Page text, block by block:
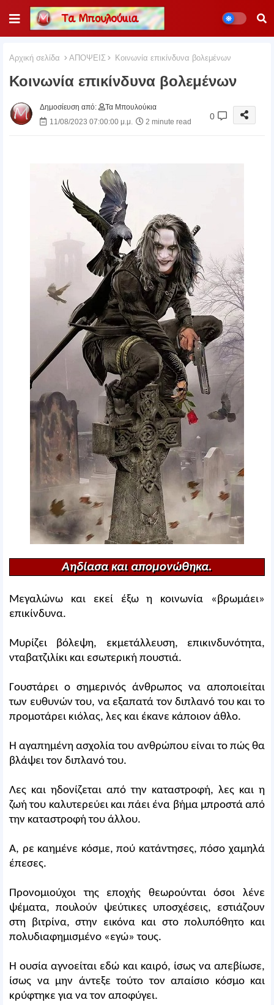
Αρχική σελίδα ΑΠΟΨΕΙΣ Κοινωνία επικίνδυνα βολεμένων
Κοινωνία επικίνδυνα βολεμένων
Δημοσίευση από:
Τα Μπουλούκια
11/08/2023 07:00:00 μ.μ.
2 minute read
0
Αηδίασα και απομονώθηκα.
Μεγαλώνω και εκεί έξω η κοινωνία «βρωμάει»
επικίνδυνα.
Μυρίζει βόλεψη, εκμετάλλευση, επικινδυνότητα,
νταβατζιλίκι και εσωτερική πουστιά.
Γουστάρει ο σημερινός άνθρωπος να αποποιείται
των ευθυνών του, να εξαπατά τον διπλανό του και το
προμοτάρει κιόλας, λες και έκανε κάποιον άθλο.
Η αγαπημένη ασχολία του ανθρώπου είναι το πώς θα
βλάψει τον διπλανό του.
Λες και ηδονίζεται από την καταστροφή, λες και η
ζωή του καλυτερεύει και πάει ένα βήμα μπροστά από
την καταστροφή του άλλου.
Α, ρε καημένε κόσμε, πού κατάντησες, πόσο χαμηλά
έπεσες.
Προνομιούχοι της εποχής θεωρούνται όσοι λένε
ψέματα, πουλούν ψεύτικες υποσχέσεις, εστιάζουν
στη βιτρίνα, στην εικόνα και στο πολυπόθητο και
πολυδιαφημισμένο «εγώ» τους.
Η ουσία αγνοείται εδώ και καιρό, ίσως να απεβίωσε,
ίσως να μην άντεξε τούτο τον απαίσιο κόσμο και
κρύφτηκε για να τον αποφύγει.